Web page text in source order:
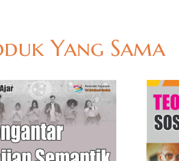
Yang Sama